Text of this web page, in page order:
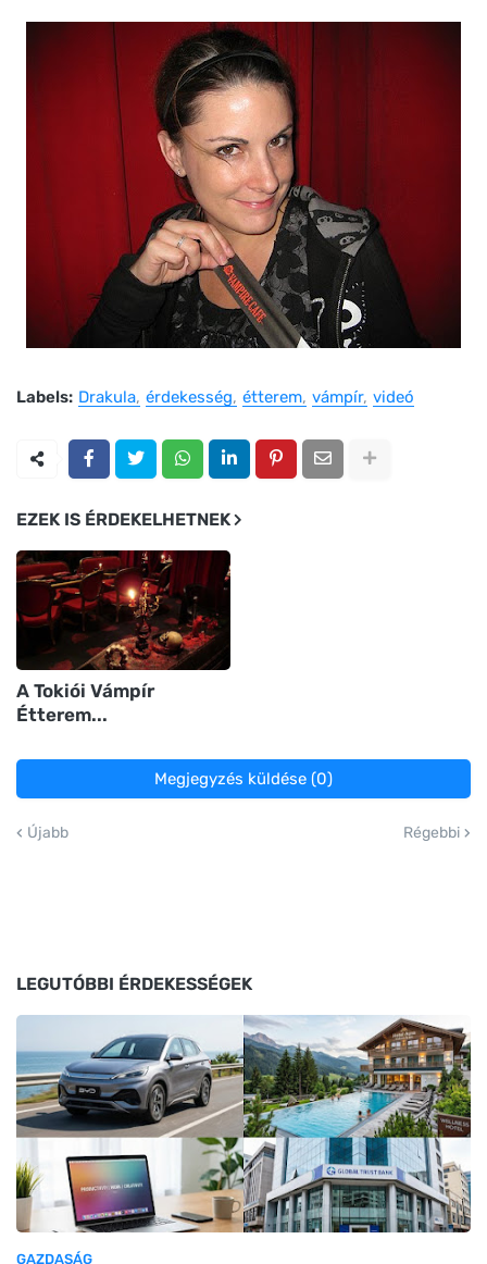
Labels: Drakula érdekesség étterem vámpír videó
EZEK IS ÉRDEKELHETNEK
A Tokiói Vámpír
Étterem...
Megjegyzés küldése (0)
Újabb Régebbi
LEGUTÓBBI ÉRDEKESSÉGEK
GAZDASÁG